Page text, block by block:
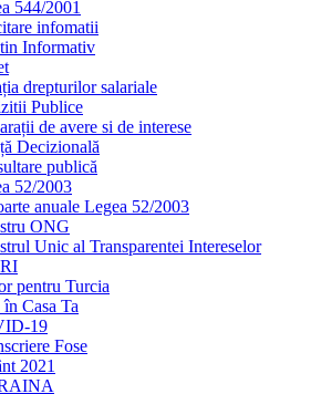
544/2001
infomatii
Informativ
drepturilor salariale
Publice
de avere si de interese
Decizională
publică
52/2003
anuale Legea 52/2003
ONG
Unic al Transparentei Intereselor
pentru Turcia
Casa Ta
19
Fose
2021